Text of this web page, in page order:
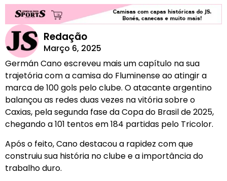
Redação
Março 6, 2025
Germán Cano escreveu mais um capítulo na sua
trajetória com a camisa do Fluminense ao atingir a
marca de 100 gols pelo clube. O atacante argentino
balançou as redes duas vezes na vitória sobre o
Caxias, pela segunda fase da Copa do Brasil de 2025,
chegando a 101 tentos em 184 partidas pelo Tricolor.
Após o feito, Cano destacou a rapidez com que
construiu sua história no clube e a importância do
trabalho duro.